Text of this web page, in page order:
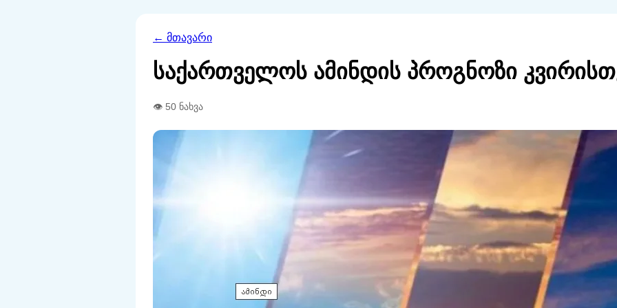
← მთავარი
საქართველოს ამინდის პროგნოზი
👁 50 ნახვა